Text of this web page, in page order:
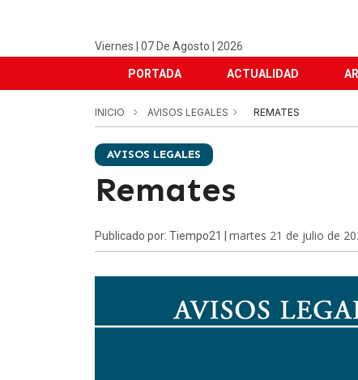
Viernes | 07 De Agosto | 2026
PORTADA ACTUALIDAD
INICIO AVISOS LEGALES REMATES
AVISOS LEGALES
Remates
Publicado por: Tiempo21 | martes 21 de julio de